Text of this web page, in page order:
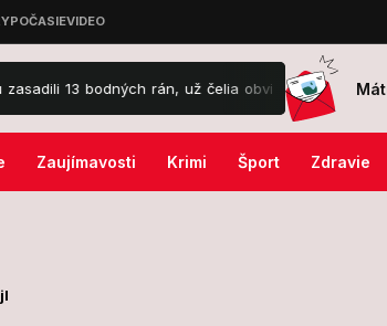
rán, už čelia obvineniu! Veľká hviezdna
Zaujímavosti Krimi Šport Zdravie